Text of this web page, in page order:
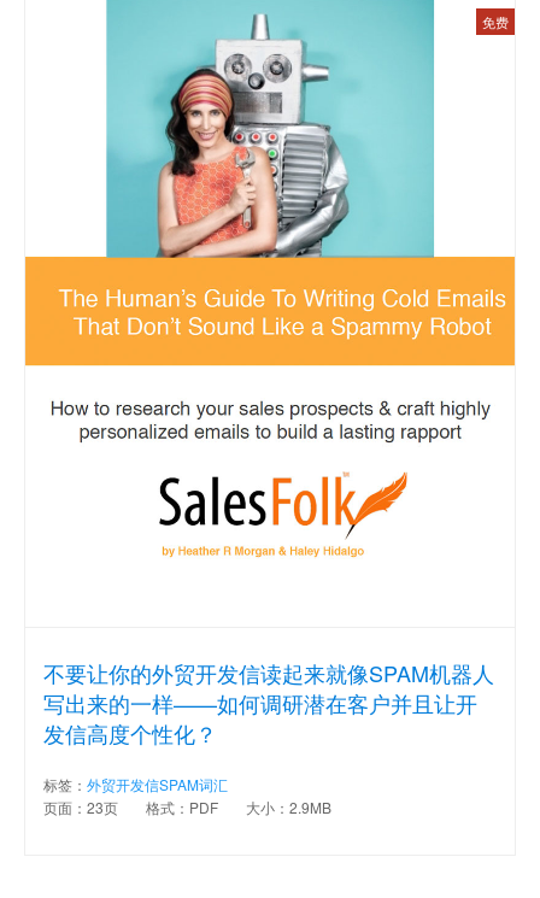
不要让你的外贸开发信读起来就像SPAM机器人
写出来的一样——如何调研潜在客户并且让开
发信高度个性化？
免费
标签： 外贸开发信SPAM词汇
页面：23页
格式：PDF 大小：2.9MB